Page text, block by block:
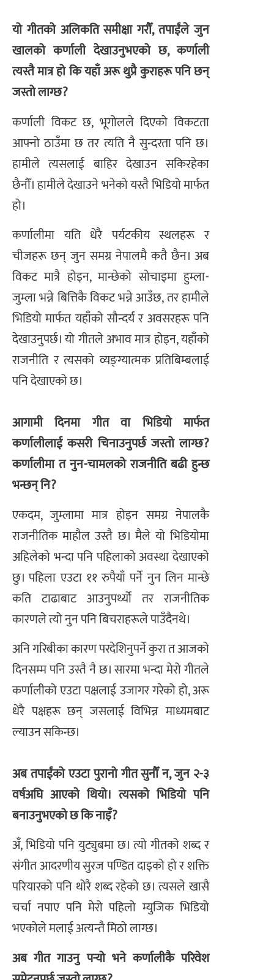
यो गीतको अलिकति समीक्षा गरौँ, तपाईंले जुन
खालको कर्णाली देखाउनुभएको छ, कर्णाली
त्यस्तै मात्र हो कि यहाँ अरू थुप्रै कुराहरू पनि छन्
जस्तो लाग्छ?
कर्णाली विकट छ, भूगोलले दिएको विकटता
आफ्नो ठाउँमा छ तर त्यति नै सुन्दरता पनि छ।
हामीले त्यसलाई बाहिर देखाउन सकिरहेका
छैनौँ। हामीले देखाउने भनेको यस्तै भिडियो मार्फत
हो।
कर्णालीमा यति धेरै पर्यटकीय स्थलहरू र
चीजहरू छन् जुन समग्र नेपालमै कतै छैन। अब
विकट मात्रै होइन, मान्छेको सोचाइमा हुम्ला-
जुम्ला भन्ने बित्तिकै विकट भन्ने आउँछ, तर हामीले
भिडियो मार्फत यहाँको सौन्दर्य र अवसरहरू पनि
देखाउनुपर्छ। यो गीतले अभाव मात्र होइन, यहाँको
राजनीति र त्यसको व्यङ्ग्यात्मक प्रतिबिम्बलाई
पनि देखाएको छ।
आगामी दिनमा गीत वा भिडियो मार्फत
कर्णालीलाई कसरी चिनाउनुपर्छ जस्तो लाग्छ?
कर्णालीमा त नुन-चामलको राजनीति बढी हुन्छ
भन्छन् नि?
एकदम, जुम्लामा मात्र होइन समग्र नेपालकै
राजनीतिक माहौल उस्तै छ। मैले यो भिडियोमा
अहिलेको भन्दा पनि पहिलाको अवस्था देखाएको
छु। पहिला एउटा ११ रुपैयाँ पर्ने नुन लिन मान्छे
कति टाढाबाट आउनुपर्थ्यो तर राजनीतिक
कारणले त्यो नुन पनि बिचराहरूले पाउँदैनथे।
अनि गरिबीका कारण परदेशिनुपर्ने कुरा त आजको
दिनसम्म पनि उस्तै नै छ। सारमा भन्दा मेरो गीतले
कर्णालीको एउटा पक्षलाई उजागर गरेको हो, अरू
धेरै पक्षहरू छन् जसलाई विभिन्न माध्यमबाट
ल्याउन सकिन्छ।
अब तपाईंको एउटा पुरानो गीत सुनौँ न, जुन २-३
वर्षअघि आएको थियो। त्यसको भिडियो पनि
बनाउनुभएको छ कि नाइँ?
अँ, भिडियो पनि युट्युबमा छ। त्यो गीतको शब्द र
संगीत आदरणीय सुरज पण्डित दाइको हो र शक्ति
परियारको पनि थोरै शब्द रहेको छ। त्यसले खासै
चर्चा नपाए पनि मेरो पहिलो म्युजिक भिडियो
भएकोले मलाई अत्यन्तै मिठो लाग्छ।
​अब गीत गाउनु पर्‍यो भने कर्णालीकै परिवेश